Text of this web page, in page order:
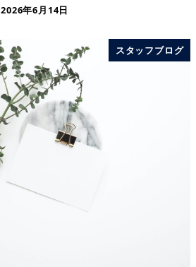
2026年6月14日
スタッフブログ